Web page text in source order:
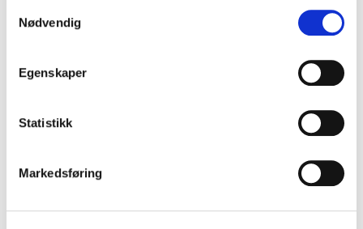
Nødvendig
Egenskaper
Statistikk
Markedsføring